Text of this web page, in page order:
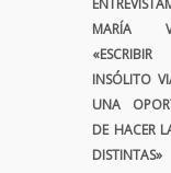
MARÍA
INSÓLITO
UNA
DE HACER
DISTINTAS»